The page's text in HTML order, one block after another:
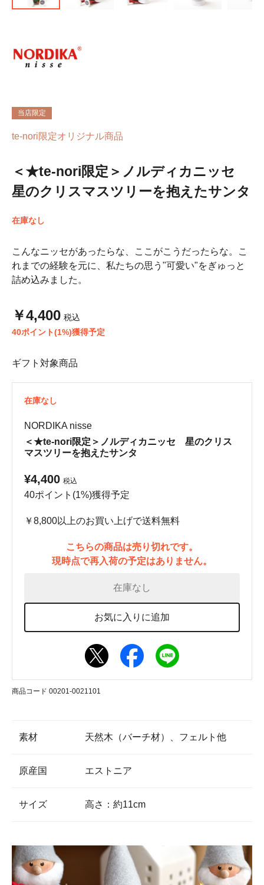
当店限定
te-nori限定オリジナル商品
＜★te-nori限定＞ノルディカニッセ
星のクリスマスツリーを抱えたサンタ
在庫なし
こんなニッセがあったらな、ここがこうだったらな。こ
れまでの経験を元に、私たちの思う"可愛い"をぎゅっと
詰め込みました。
￥4,400 税込
40ポイント(1%)獲得予定
ギフト対象商品
在庫なし
NORDIKA nisse
＜★te-nori限定＞ノルディカニッセ 星のクリス
マスツリーを抱えたサンタ
¥4,400 税込
40ポイント(1%)獲得予定
￥8,800以上のお買い上げで送料無料
こちらの商品は売り切れです。
現時点で再入荷の予定はありません。
在庫なし
お気に入りに追加
商品コード 00201-0021101
素材 天然木（バーチ材）、フェルト他
原産国 エストニア
サイズ 高さ：約11cm